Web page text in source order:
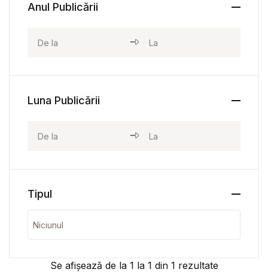
Se afișează de la 1 la 1 din 1 rezultate
Anul Publicării
Luna Publicării
Tipul